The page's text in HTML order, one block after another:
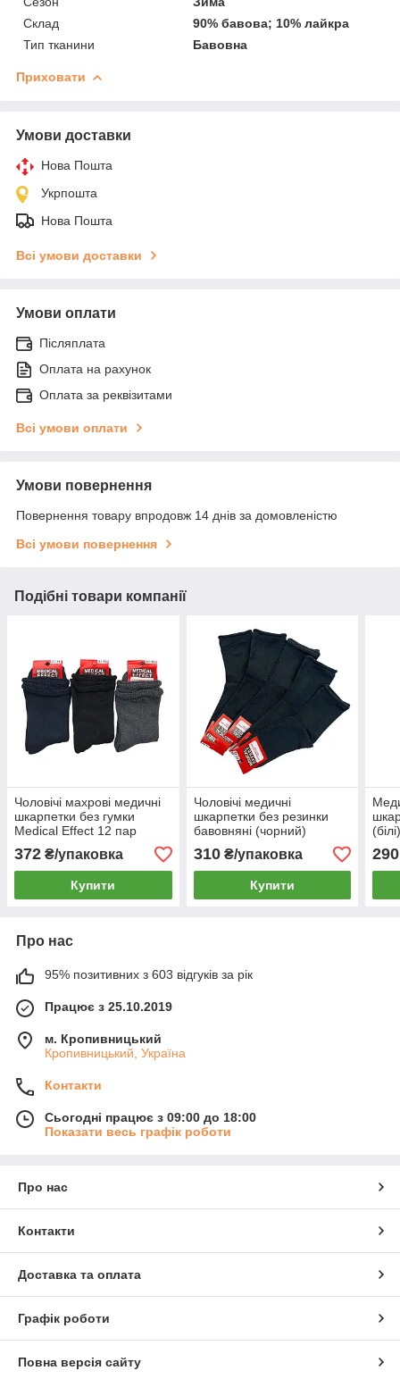
Склад
90% бавова; 10% лайкра
Тип тканини
Бавовна
Приховати
Умови доставки
Нова Пошта
Укрпошта
Нова Пошта
Всі умови доставки
Умови оплати
Післяплата
Оплата на рахунок
Оплата за реквізитами
Всі умови оплати
Умови повернення
Повернення товару впродовж 14 днів за домовленістю
Всі умови повернення
Подібні товари компанії
Чоловічі махрові медичні
шкарпетки без гумки
Medical Effect 12 пар
372 ₴/упаковка
Купити
Чоловічі медичні
шкарпетки без резинки
бавовняні (чорний)
Medical Effect (12 пар) 46-
48
310₴/упаковка
Купити
290
Про нас
95% позитивних з 603 відгуків за рік
Працює з 25.10.2019
м. Кропивницький
Кропивницький, Україна
Контакти
Сьогодні працює з 09:00 до 18:00
Показати весь графік роботи
Про нас
Контакти
Доставка та оплата
Графік роботи
Повна версія сайту